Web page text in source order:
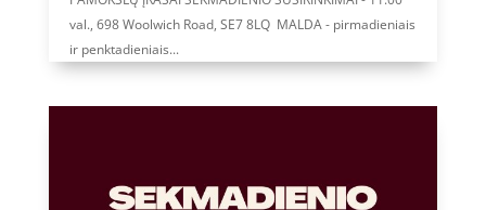
val., 698 Woolwich Road, SE7 8LQ MALDA - pirmadieniais
ir penktadieniais...